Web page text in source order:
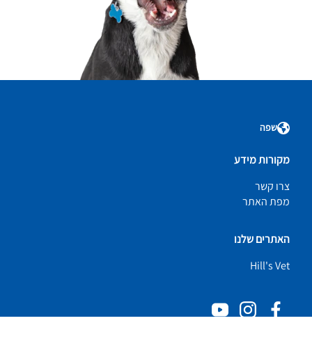
שפה
מקורות מידע
צרו קשר
מפת האתר
האתרים שלנו
Hill's Vet